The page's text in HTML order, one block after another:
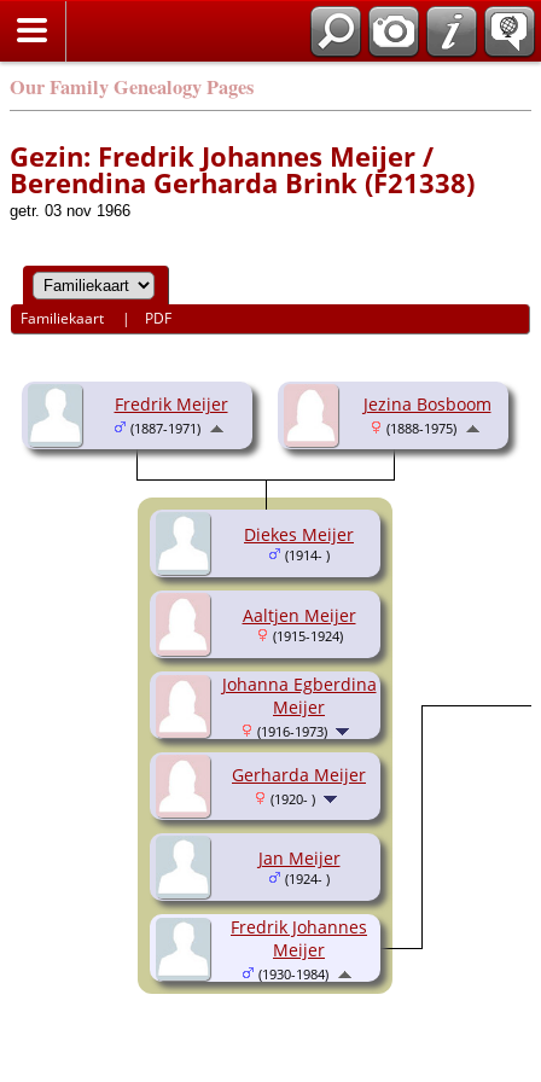
Our Family Genealogy Pages
Gezin: Fredrik Johannes Meijer /
Berendina Gerharda Brink (F21338)
getr. 03 nov 1966
Familiekaart | PDF
Fredrik Meijer
(1887-1971)
Jezina Bosboom
(1888-1975)
Diekes Meijer
(1914- )
Aaltjen Meijer
(1915-1924)
Johanna Egberdina
Meijer
(1916-1973)
Gerharda Meijer
(1920- )
Jan Meijer
(1924- )
Fredrik Johannes
Meijer
(1930-1984)